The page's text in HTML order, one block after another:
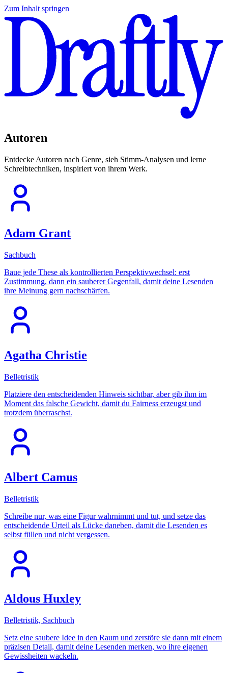
Zum Inhalt springen
Autoren
Entdecke Autoren nach Genre, sieh Stimm-Analysen und lerne
Schreibtechniken, inspiriert von ihrem Werk.
Adam Grant
Sachbuch
Baue jede These als kontrollierten Perspektivwechsel: erst
Zustimmung, dann ein sauberer Gegenfall, damit deine Lesenden
ihre Meinung gern nachschärfen.
Agatha Christie
Belletristik
Platziere den entscheidenden Hinweis sichtbar, aber gib ihm im
Moment das falsche Gewicht, damit du Fairness erzeugst und
trotzdem überraschst.
Albert Camus
Belletristik
Schreibe nur, was eine Figur wahrnimmt und tut, und setze das
entscheidende Urteil als Lücke daneben, damit die Lesenden es
selbst füllen und nicht vergessen.
Aldous Huxley
Belletristik, Sachbuch
Setz eine saubere Idee in den Raum und zerstöre sie dann mit einem
präzisen Detail, damit deine Lesenden merken, wo ihre eigenen
Gewissheiten wackeln.